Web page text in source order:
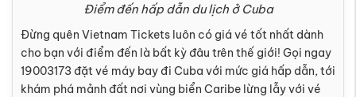
Điểm đến hấp dẫn du lịch ở Cuba
Đừng quên Vietnam Tickets luôn có giá vé tốt nhất dành
cho bạn với điểm đến là bất kỳ đâu trên thế giới! Gọi ngay
19003173 đặt vé máy bay đi Cuba với mức giá hấp dẫn, tới
khám phá mảnh đất nơi vùng biển Caribe lừng lẫy với vé